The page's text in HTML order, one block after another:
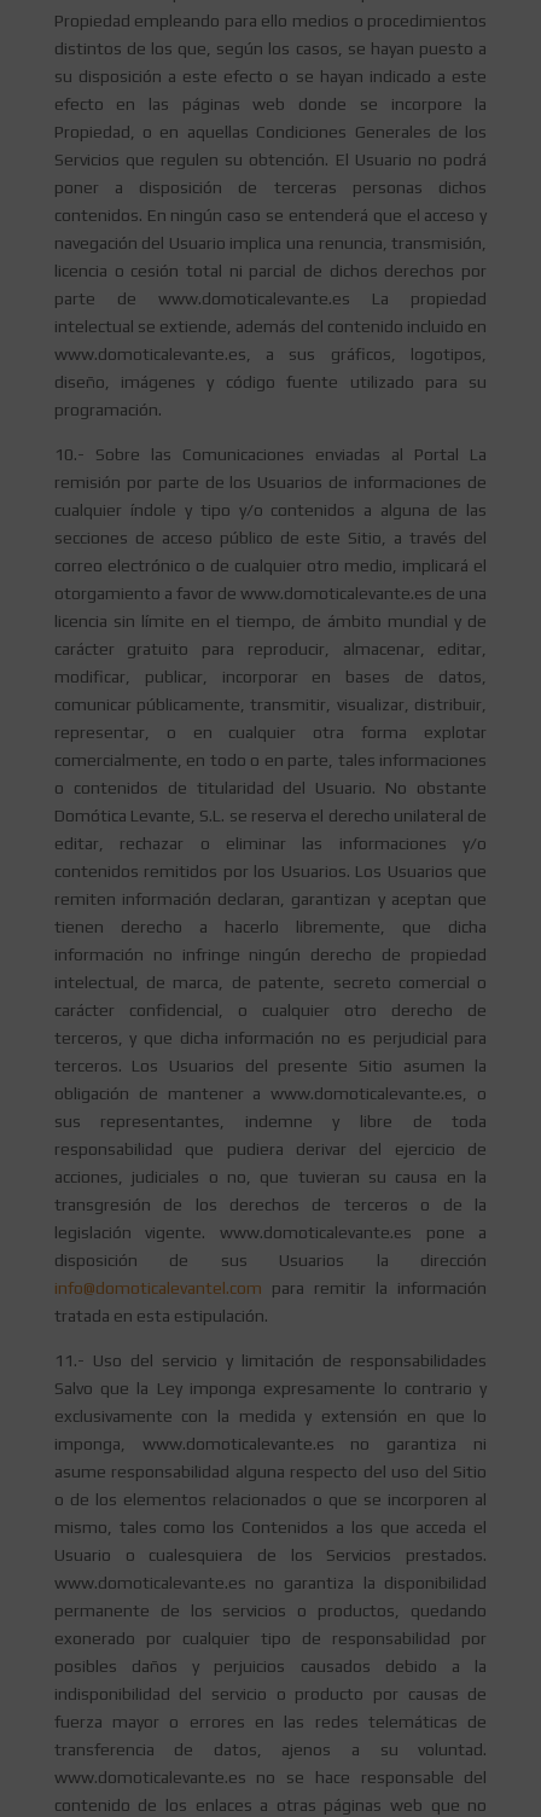
Propiedad empleando para ello medios o procedimientos
distintos de los que, según los casos, se hayan puesto a
su disposición a este efecto o se hayan indicado a este
efecto en las páginas web donde se incorpore la
Propiedad, o en aquellas Condiciones Generales de los
Servicios que regulen su obtención. El Usuario no podrá
poner a disposición de terceras personas dichos
contenidos. En ningún caso se entenderá que el acceso y
navegación del Usuario implica una renuncia, transmisión,
licencia o cesión total ni parcial de dichos derechos por
parte de www.domoticalevante.es La propiedad
intelectual se extiende, además del contenido incluido en
www.domoticalevante.es, a sus gráficos, logotipos,
diseño, imágenes y código fuente utilizado para su
programación.
10.- Sobre las Comunicaciones enviadas al Portal La
remisión por parte de los Usuarios de informaciones de
cualquier índole y tipo y/o contenidos a alguna de las
secciones de acceso público de este Sitio, a través del
correo electrónico o de cualquier otro medio, implicará el
otorgamiento a favor de www.domoticalevante.es de una
licencia sin límite en el tiempo, de ámbito mundial y de
carácter gratuito para reproducir, almacenar, editar,
modificar, publicar, incorporar en bases de datos,
comunicar públicamente, transmitir, visualizar, distribuir,
representar, o en cualquier otra forma explotar
comercialmente, en todo o en parte, tales informaciones
o contenidos de titularidad del Usuario. No obstante
Domótica Levante, S.L. se reserva el derecho unilateral de
editar, rechazar o eliminar las informaciones y/o
contenidos remitidos por los Usuarios. Los Usuarios que
remiten información declaran, garantizan y aceptan que
tienen derecho a hacerlo libremente, que dicha
información no infringe ningún derecho de propiedad
intelectual, de marca, de patente, secreto comercial o
carácter confidencial, o cualquier otro derecho de
terceros, y que dicha información no es perjudicial para
terceros. Los Usuarios del presente Sitio asumen la
obligación de mantener a www.domoticalevante.es, o
sus representantes, indemne y libre de toda
responsabilidad que pudiera derivar del ejercicio de
acciones, judiciales o no, que tuvieran su causa en la
transgresión de los derechos de terceros o de la
legislación vigente. www.domoticalevante.es pone a
disposición de sus Usuarios la dirección
info@domoticalevantel.com para remitir la información
tratada en esta estipulación.
11.- Uso del servicio y limitación de responsabilidades
Salvo que la Ley imponga expresamente lo contrario y
exclusivamente con la medida y extensión en que lo
imponga, www.domoticalevante.es no garantiza ni
asume responsabilidad alguna respecto del uso del Sitio
o de los elementos relacionados o que se incorporen al
mismo, tales como los Contenidos a los que acceda el
Usuario o cualesquiera de los Servicios prestados.
www.domoticalevante.es no garantiza la disponibilidad
permanente de los servicios o productos, quedando
exonerado por cualquier tipo de responsabilidad por
posibles daños y perjuicios causados debido a la
indisponibilidad del servicio o producto por causas de
fuerza mayor o errores en las redes telemáticas de
transferencia de datos, ajenos a su voluntad.
www.domoticalevante.es no se hace responsable del
contenido de los enlaces a otras páginas web que no